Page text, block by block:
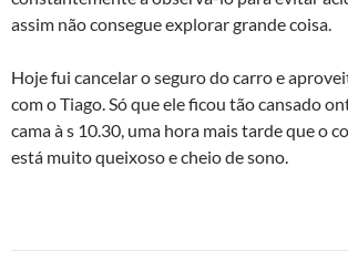
assim não consegue explorar grande coisa.
Hoje fui cancelar o seguro do carro e
com o Tiago. Só que ele ficou tão cansado
cama à s 10.30, uma hora mais tarde que o
está muito queixoso e cheio de sono.